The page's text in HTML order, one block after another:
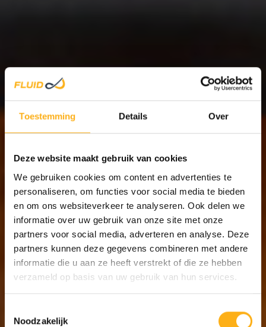
Toestemming Details Over
Deze website maakt gebruik van cookies
We gebruiken cookies om content en advertenties te
personaliseren, om functies voor social media te bieden
en om ons websiteverkeer te analyseren. Ook delen we
informatie over uw gebruik van onze site met onze
partners voor social media, adverteren en analyse. Deze
partners kunnen deze gegevens combineren met andere
informatie die u aan ze heeft verstrekt of die ze hebben
verzameld op basis van uw gebruik van hun services.
Noodzakelijk